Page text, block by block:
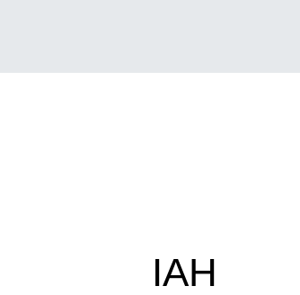
IAH